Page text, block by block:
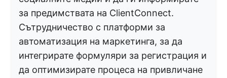
за предимствата на ClientConnect.
Сътрудничество с платформи за
автоматизация на маркетинга, за да
интегрирате формуляри за регистрация и
да оптимизирате процеса на привличане